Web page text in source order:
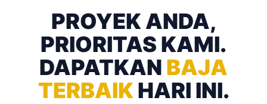
PROYEK ANDA,
PRIORITAS KAMI.
DAPATKAN BAJA
TERBAIK HARI INI.